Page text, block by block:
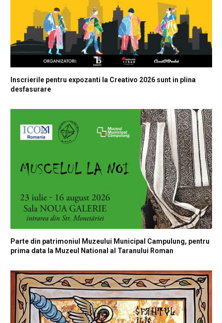
Inscrierile pentru expozanti la Creativo 2026 sunt in plina
desfasurare
Parte din patrimoniul Muzeului Municipal Campulung, pentru
prima data la Muzeul National al Taranului Roman